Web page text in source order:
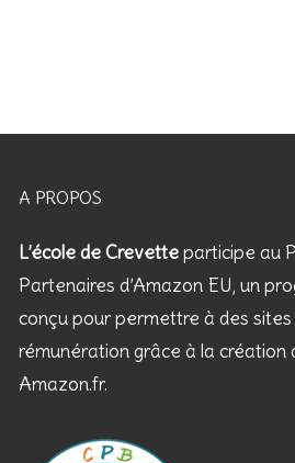
A PROPOS
L’école de Crevetteparticipe au
Partenaires d’Amazon EU, un
conçu pour permettre à des
rémunération grâce à la création
Amazon.fr.